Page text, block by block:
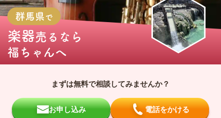
群馬県で
楽器売るなら
福ちゃんへ
まずは無料で相談してみませんか？
お申し込み 電話をかける